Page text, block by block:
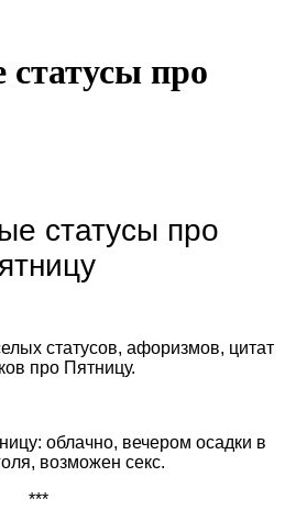
про
статусы про
статусов, афоризмов, цитат
про Пятницу.
облачно, вечером осадки в
возможен секс.
***